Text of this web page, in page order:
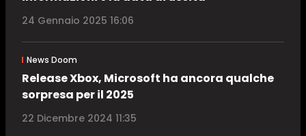
24 Gennaio 2025 16:06
News Doom
Release Xbox, Microsoft ha ancora qualche
sorpresa per il 2025
22 Dicembre 2024 11:35